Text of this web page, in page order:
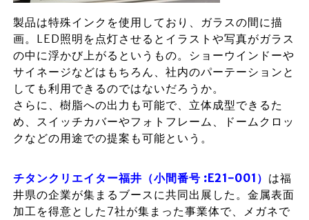
製品は特殊インクを使用しており、ガラスの間に描
画。LED照明を点灯させるとイラストや写真がガラス
の中に浮かび上がるというもの。ショーウインドーや
サイネージなどはもちろん、社内のパーテーションと
しても利用できるのではないだろうか。
さらに、樹脂への出力も可能で、立体成型できるた
め、スイッチカバーやフォトフレーム、ドームクロッ
クなどの用途での提案も可能という。
チタンクリエイター福井（小間番号 :E21-001） は福
井県の企業が集まるブースに共同出展した。金属表面
加工を得意とした7社が集まった事業体で、メガネで